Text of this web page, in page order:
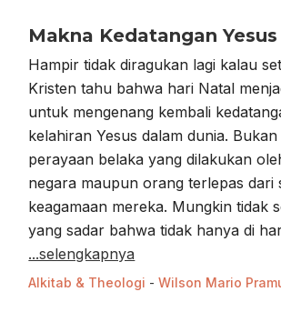
Makna Kedatangan Yesus
Hampir tidak diragukan lagi kalau
Kristen tahu bahwa hari Natal
untuk mengenang kembali
kelahiran Yesus dalam dunia.
perayaan belaka yang dilakukan
negara maupun orang terlepas dari
keagamaan mereka. Mungkin tidak
yang sadar bahwa tidak hanya di
...selengkapnya
Alkitab & Theologi -Wilson Mario